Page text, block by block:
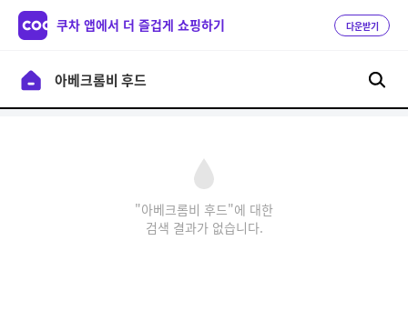
쿠차 앱에서 더 즐겁게 쇼핑하기 다운받기
"아베크롬비 후드"에 대한
검색 결과가 없습니다.